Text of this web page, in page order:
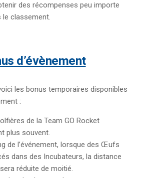
des récompenses peu importe
le classement.
d’évènement
les bonus temporaires disponibles
:
de la Team GO Rocket
plus souvent.
de l’événement, lorsque des Œufs
dans des Incubateurs, la distance
réduite de moitié.